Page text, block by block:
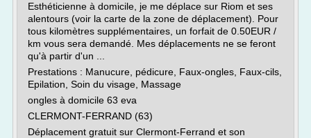
Esthéticienne à domicile, je me déplace sur Riom et ses
alentours (voir la carte de la zone de déplacement). Pour
tous kilomètres supplémentaires, un forfait de 0.50EUR /
km vous sera demandé. Mes déplacements ne se feront
qu'à partir d'un ...
Prestations : Manucure, pédicure, Faux-ongles, Faux-cils,
Epilation, Soin du visage, Massage
ongles à domicile 63 eva
CLERMONT-FERRAND (63)
Déplacement gratuit sur Clermont-Ferrand et son